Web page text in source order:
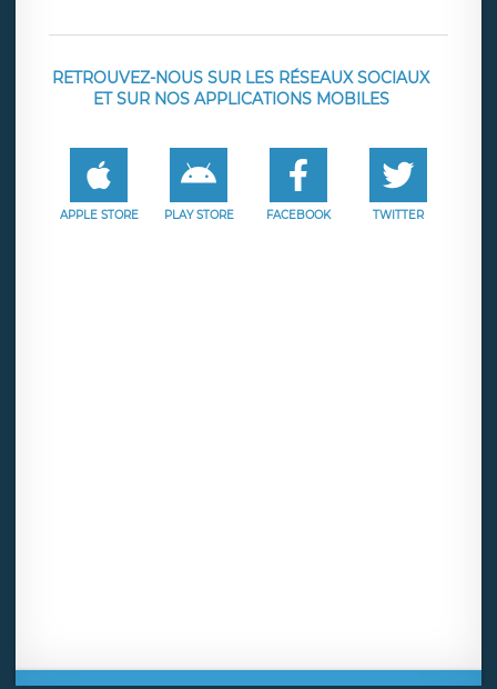
RETROUVEZ-NOUS SUR LES RÉSEAUX SOCIAUX
ET SUR NOS APPLICATIONS MOBILES
APPLE STORE PLAY STORE FACEBOOK TWITTER